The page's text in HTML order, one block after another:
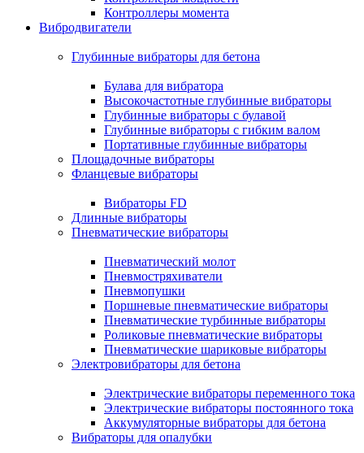
Контроллеры момента
Вибродвигатели
Глубинные вибраторы для бетона
Булава для вибратора
Высокочастотные глубинные вибраторы
Глубинные вибраторы с булавой
Глубинные вибраторы с гибким валом
Портативные глубинные вибраторы
Площадочные вибраторы
Фланцевые вибраторы
Вибраторы FD
Длинные вибраторы
Пневматические вибраторы
Пневматический молот
Пневмостряхиватели
Пневмопушки
Поршневые пневматические вибраторы
Пневматические турбинные вибраторы
Роликовые пневматические вибраторы
Пневматические шариковые вибраторы
Электровибраторы для бетона
Электрические вибраторы переменного тока
Электрические вибраторы постоянного тока
Аккумуляторные вибраторы для бетона
Вибраторы для опалубки